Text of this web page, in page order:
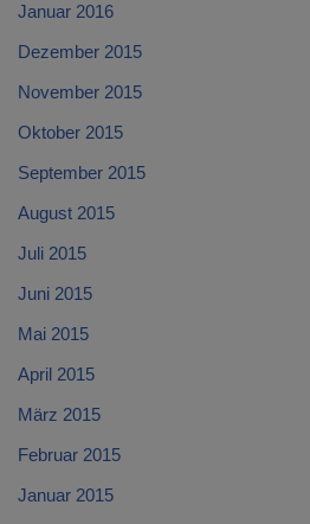
Januar 2016
Dezember 2015
November 2015
Oktober 2015
September 2015
August 2015
Juli 2015
Juni 2015
Mai 2015
April 2015
März 2015
Februar 2015
Januar 2015